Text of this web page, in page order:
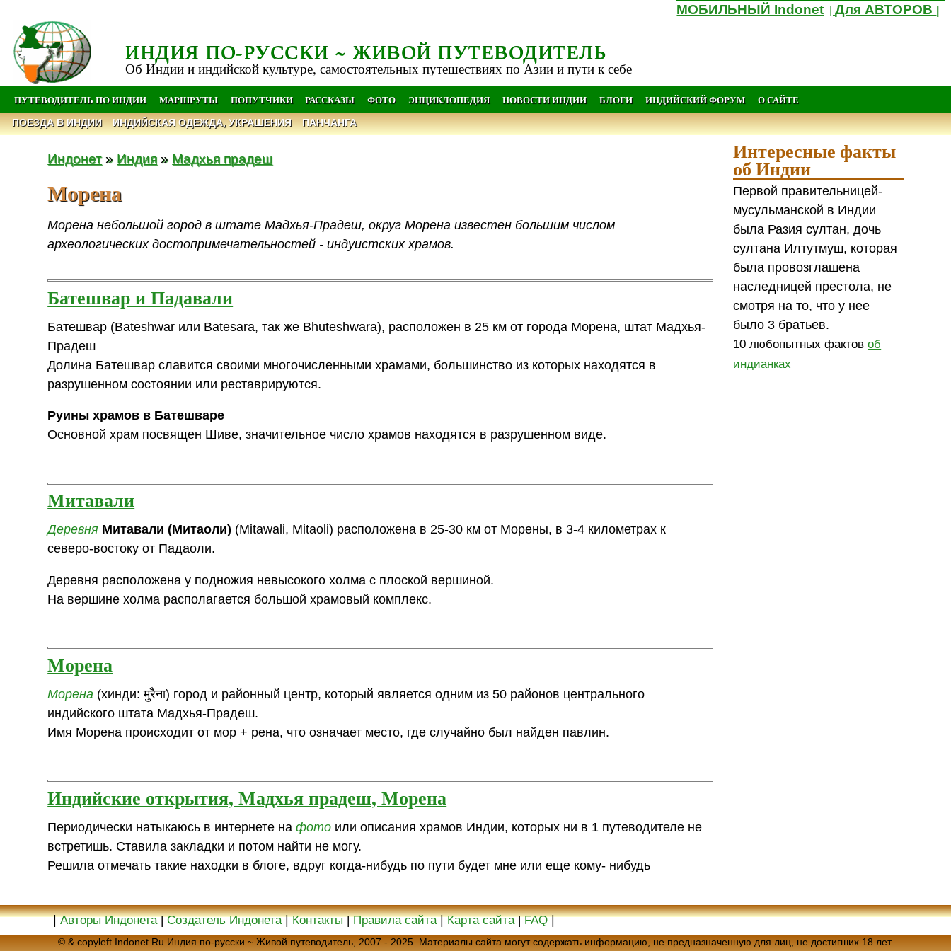
МОБИЛЬНЫЙ Indonet |Для АВТОРОВ
ИНДИЯ ПО-РУССКИ ~ ЖИВОЙ ПУТЕВОДИТЕЛЬ
Об Индии и индийской культуре, самостоятельных путешествиях по Азии и пути к себе
ПУТЕВОДИТЕЛЬ ПО ИНДИИ МАРШРУТЫ ПОПУТЧИКИ РАССКАЗЫ ФОТО ЭНЦИКЛОПЕДИЯ НОВОСТИ ИНДИИ БЛОГИ ИНДИЙСКИЙ ФОРУМ О САЙТЕ
ПОЕЗДА В ИНДИИ ИНДИЙСКАЯ ОДЕЖДА, УКРАШЕНИЯ ПАНЧАНГА
Индонет» Индия » Мадхья прадеш
Морена
Морена небольшой город в штате Мадхья-Прадеш, округ Морена известен большим числом
археологических достопримечательностей - индуистских храмов.
Батешвар и Падавали
Батешвар (Bateshwar или Batesara, так же Bhuteshwara), расположен в 25 км от города Морена, штат Мадхья-
Прадеш
Долина Батешвар славится своими многочисленными храмами, большинство из которых находятся в
разрушенном состоянии или реставрируются.
Руины храмов в Батешваре
Основной храм посвящен Шиве, значительное число храмов находятся в разрушенном виде.
Митавали
Деревня Митавали (Митаоли) (Mitawali, Mitaoli) расположена в 25-30 км от Морены, в 3-4 километрах к
северо-востоку от Падаоли.
Деревня расположена у подножия невысокого холма с плоской вершиной.
На вершине холма располагается большой храмовый комплекс.
Морена
Морена (хинди: मुरैना) город и районный центр, который является одним из 50 районов центрального
индийского штата Мадхья-Прадеш.
Имя Морена происходит от мор + рена, что означает место, где случайно был найден павлин.
Индийские открытия, Мадхья прадеш, Морена
Периодически натыкаюсь в интернете нафото или описания храмов Индии, которых ни в 1 путеводителе не
встретишь. Ставила закладки и потом найти не могу.
Решила отмечать такие находки в блоге, вдруг когда-нибудь по пути будет мне или еще кому- нибудь
Интересные факты
об Индии
Первой правительницей-
мусульманской в Индии
была Разия султан, дочь
султана Илтутмуш, которая
была провозглашена
наследницей престола, не
смотря на то, что у нее
было 3 братьев.
10 любопытных фактовоб
индианках
|Авторы Индонета|Создатель Индонета|Контакты|Правила сайта|Карта сайта|FAQ|
© & copyleft Indonet.Ru Индия по-русски ~ Живой путеводитель, 2007 - 2025. Материалы сайта могут содержать информацию, не предназначенную для лиц, не достигших 18 лет.